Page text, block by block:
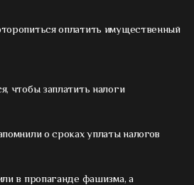
оплатить имущественный
чтобы заплатить налоги
о сроках уплаты налогов
в пропаганде фашизма, а